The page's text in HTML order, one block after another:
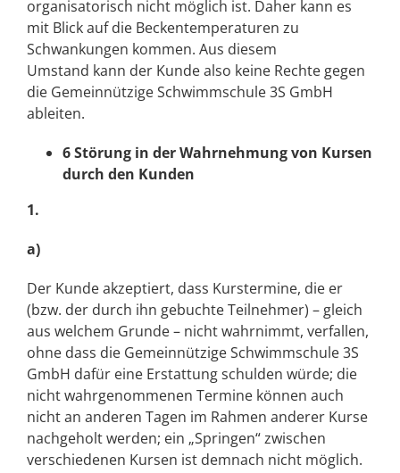
organisatorisch nicht möglich ist. Daher kann es
mit Blick auf die Beckentemperaturen zu
Schwankungen kommen. Aus diesem
Umstand kann der Kunde also keine Rechte gegen
die Gemeinnützige Schwimmschule 3S GmbH
ableiten.
6 Störung in der Wahrnehmung von Kursen
durch den Kunden
1.
a)
Der Kunde akzeptiert, dass Kurstermine, die er
(bzw. der durch ihn gebuchte Teilnehmer) – gleich
aus welchem Grunde – nicht wahrnimmt, verfallen,
ohne dass die Gemeinnützige Schwimmschule 3S
GmbH dafür eine Erstattung schulden würde; die
nicht wahrgenommenen Termine können auch
nicht an anderen Tagen im Rahmen anderer Kurse
nachgeholt werden; ein „Springen“ zwischen
verschiedenen Kursen ist demnach nicht möglich.